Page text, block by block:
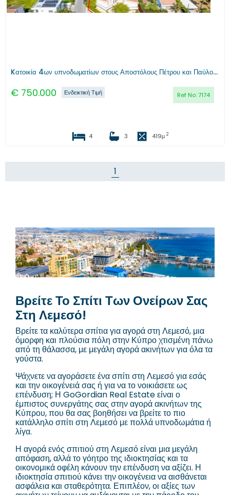
Kατοικία 4ων υπνοδωματίων στους Αποστόλους Πέτρου και Παύλου, Λεμεσός
€ 750.000 Ref No:7174
Ενδεικτική Τιμή
4 3 419μ 2
1
Βρείτε Το Σπίτι Των Ονείρων Σας
Στη Λεμεσό!
Βρείτε τα καλύτερα σπίτια για αγορά στη Λεμεσό, μια
όμορφη και πλούσια πόλη στην Κύπρο χτισμένη πάνω
από τη θάλασσα, με μεγάλη αγορά ακινήτων για όλα τα
γούστα.
Ψάχνετε να αγοράσετε ένα σπίτι στη Λεμεσό για εσάς
και την οικογένειά σας ή για να το νοικιάσετε ως
επένδυση; Η GoGordian Real Estate είναι ο
έμπιστος συνεργάτης σας στην αγορά ακινήτων της
Κύπρου, που θα σας βοηθήσει να βρείτε το πιο
κατάλληλο σπίτι στη Λεμεσό με πολλά υπνοδωμάτια ή
λίγα.
Η αγορά ενός σπιτιού στη Λεμεσό είναι μια μεγάλη
απόφαση, αλλά το γόητρο της ιδιοκτησίας και τα
οικονομικά οφέλη κάνουν την επένδυση να αξίζει. Η
ιδιοκτησία σπιτιού κάνει την οικογένεια να αισθάνεται
ασφάλεια και σταθερότητα. Επιπλέον, οι αξίες των